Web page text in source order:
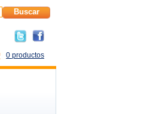
Buscar
0 productos